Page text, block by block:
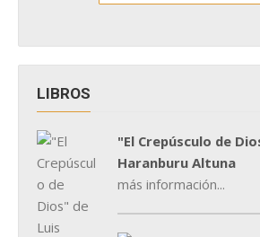
LIBROS
"El Crepúsculo de
Haranburu Altuna
más información...